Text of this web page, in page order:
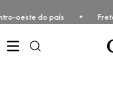
Centro-oeste do país •